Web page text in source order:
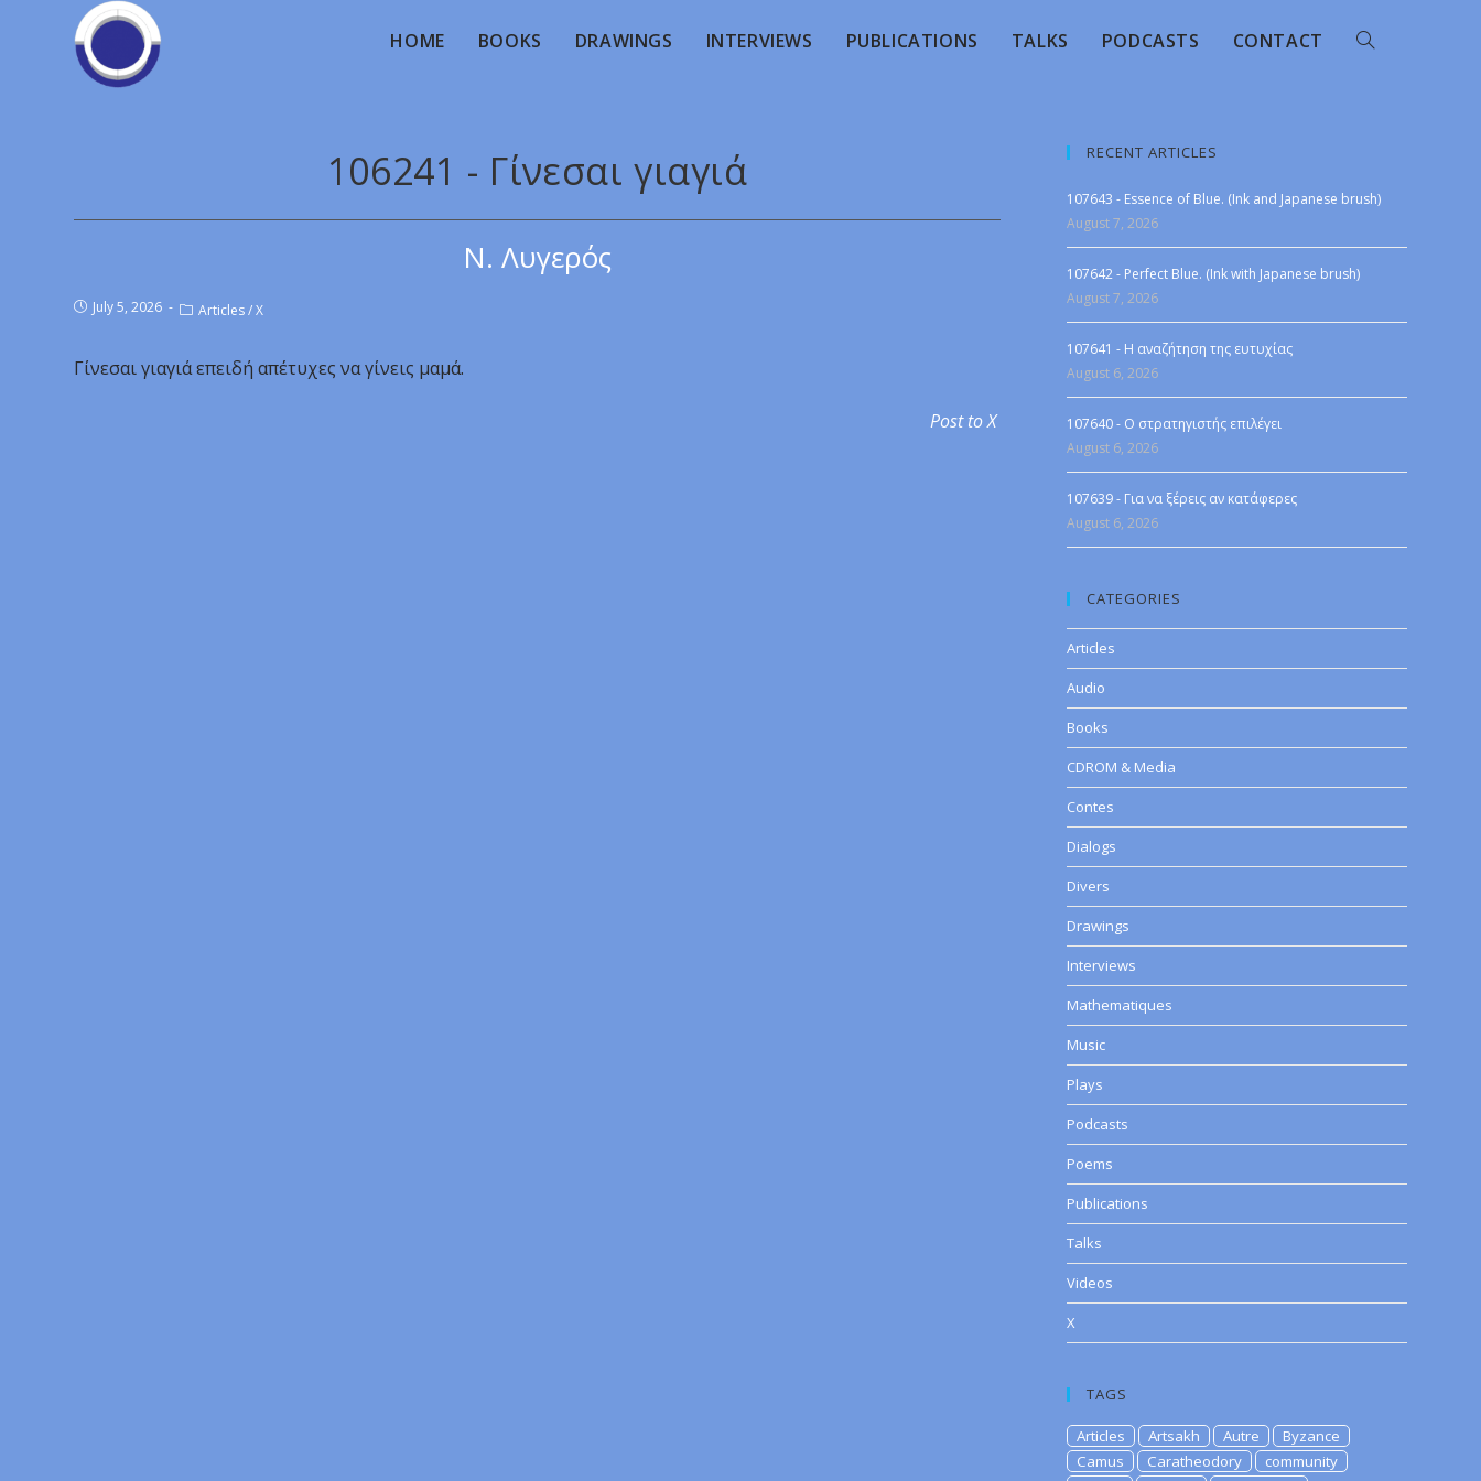
HOME BOOKS DRAWINGS INTERVIEWS PUBLICATIONS TALKS PODCASTS CONTACT
106241 - Γίνεσαι γιαγιά
Ν. Λυγερός
July 5, 2026 Articles/X
Γίνεσαι γιαγιά επειδή απέτυχες να γίνεις μαμά.
Post to X
RECENT ARTICLES
107643 - Essence of Blue. (Ink and Japanese brush)
August 7, 2026
107642 - Perfect Blue. (Ink with Japanese brush)
August 7, 2026
107641 - Η αναζήτηση της ευτυχίας
August 6, 2026
107640 - Ο στρατηγιστής επιλέγει
August 6, 2026
107639 - Για να ξέρεις αν κατάφερες
August 6, 2026
CATEGORIES
Articles
Audio
Books
CDROM & Media
Contes
Dialogs
Divers
Drawings
Interviews
Mathematiques
Music
Plays
Podcasts
Poems
Publications
Talks
Videos
X
TAGS
Articles Artsakh Autre
Byzance
Camus
Caratheodory
community